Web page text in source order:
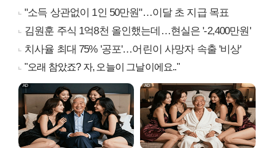
"소득 상관없이 1인 50만원"…이달 초 지급 목표
김원훈 주식 1억8천 올인했는데…현실은 '-2,400만원'
치사율 최대 75% '공포'…어린이 사망자 속출 '비상'
"오래 참았죠? 자, 오늘이 그날이에요.."